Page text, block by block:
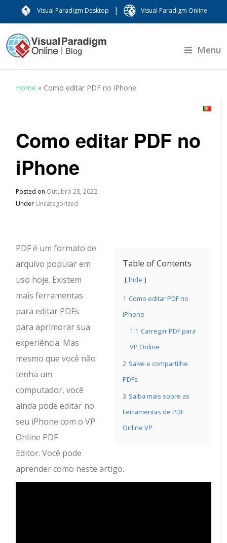
Visual Paradigm Desktop | Visual Paradigm Online
Menu
Home » Como editar PDF no iPhone
Como editar PDF no
iPhone
Posted on Outubro 28, 2022
Under Uncategorized
Table of Contents
hide
1 Como editar PDF no
iPhone
1.1 Carregar PDF para
VP Online
2 Salve e compartilhe
PDFs
3 Saiba mais sobre as
Ferramentas de PDF
Online VP
PDF é um formato de
arquivo popular em
uso hoje. Existem
mais ferramentas
para editar PDFs
para aprimorar sua
experiência. Mas
mesmo que você não
tenha um
computador, você
ainda pode editar no
seu iPhone com o VP
Online PDF
Editor. Você pode
aprender como neste artigo.